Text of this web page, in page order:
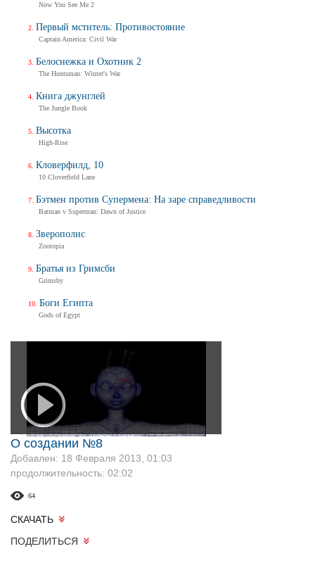
О создании №8
Добавлен: 18 Февраля 2013, 01:03
продолжительность: 02:02
64
СКАЧАТЬ
ПОДЕЛИТЬСЯ
Now You See Me 2
Первый мститель: Противостояние
Captain America: Civil War
Белоснежка и Охотник 2
The Huntsman: Winter's War
Книга джунглей
The Jungle Book
Высотка
High-Rise
Кловерфилд, 10
10 Cloverfield Lane
Бэтмен против Супермена: На заре справедливости
Batman v Superman: Dawn of Justice
Зверополис
Zootopia
Братья из Гримсби
Grimsby
Боги Египта
Gods of Egypt